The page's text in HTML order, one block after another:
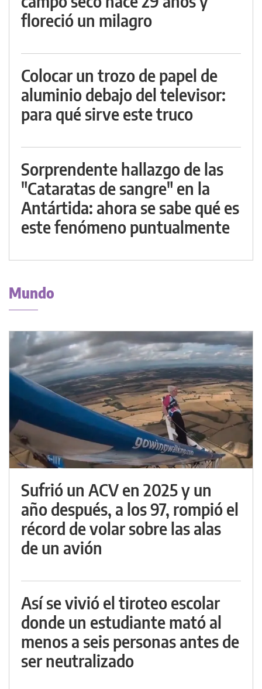
floreció un milagro
Colocar un trozo de papel de
aluminio debajo del televisor:
para qué sirve este truco
Sorprendente hallazgo de las
"Cataratas de sangre" en la
Antártida: ahora se sabe qué es
este fenómeno puntualmente
Mundo
Sufrió un ACV en 2025 y un
año después, a los 97, rompió el
récord de volar sobre las alas
de un avión
Así se vivió el tiroteo escolar
donde un estudiante mató al
menos a seis personas antes de
ser neutralizado